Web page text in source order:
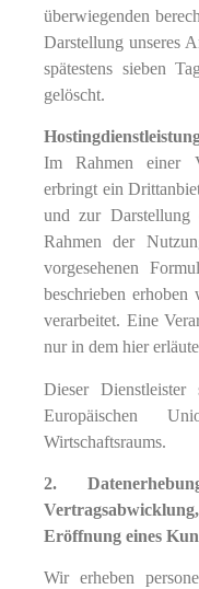
überwiegenden
Darstellung unseres
spätestens sieben
gelöscht.
Im Rahmen einer
erbringt ein
und zur
Rahmen der
vorgesehenen
beschrieben erhoben
verarbeitet. Eine
nur in dem hier
Dieser
Europäischen
Wirtschaftsraums.
2.
Eröffnung eines
Wir erheben